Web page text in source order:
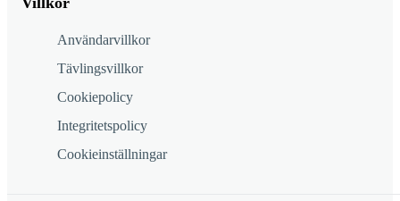
Användarvillkor
Tävlingsvillkor
Cookiepolicy
Integritetspolicy
Cookieinställningar